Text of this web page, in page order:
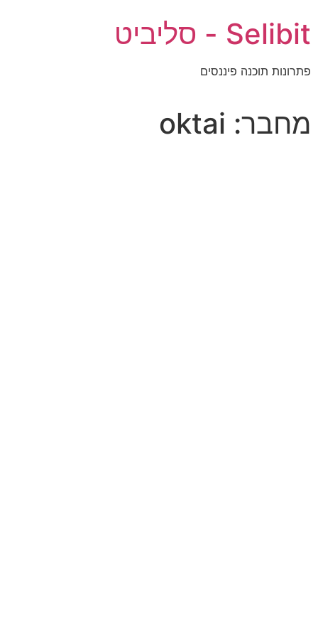
Selibit - סליביט
פתרונות תוכנה פיננסים
מחבר: oktai